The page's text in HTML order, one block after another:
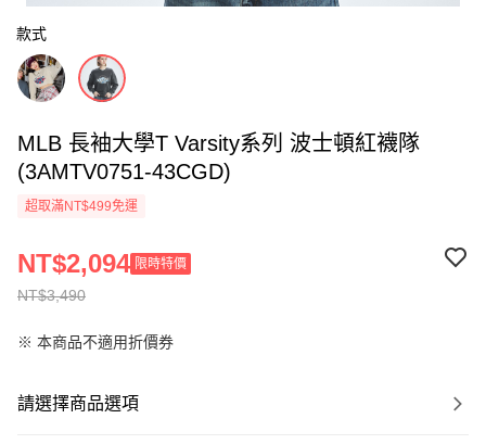
款式
MLB 長袖大學T Varsity系列 波士頓紅襪隊
(3AMTV0751-43CGD)
超取滿NT$499免運
NT$3,490
NT$2,094 限時特價
※ 本商品不適用折價券
請選擇商品選項